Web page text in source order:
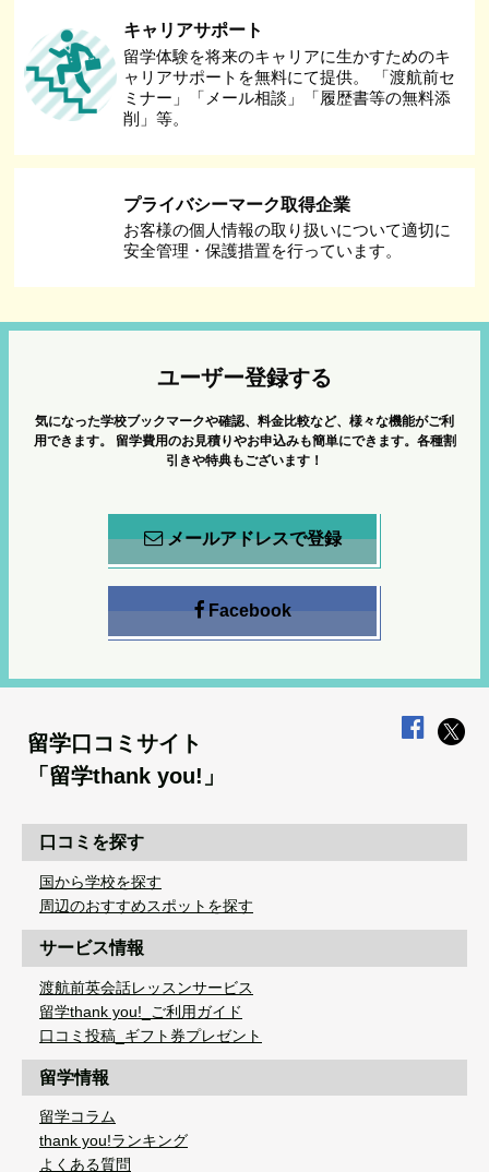
キャリアサポート
留学体験を将来のキャリアに生かすためのキ
ャリアサポートを無料にて提供。 「渡航前セ
ミナー」「メール相談」「履歴書等の無料添
削」等。
プライバシーマーク取得企業
お客様の個人情報の取り扱いについて適切に
安全管理・保護措置を行っています。
ユーザー登録する
気になった学校ブックマークや確認、料金比較など、様々な機能がご利
用できます。
留学費用のお見積りやお申込みも簡単にできます。各種割
引きや特典もございます！
メールアドレスで登録
Facebook
留学口コミサイト
「留学thank you!」
口コミを探す
国から学校を探す
周辺のおすすめスポットを探す
サービス情報
渡航前英会話レッスンサービス
留学thank you!_ご利用ガイド
口コミ投稿_ギフト券プレゼント
留学情報
留学コラム
thank you!ランキング
よくある質問